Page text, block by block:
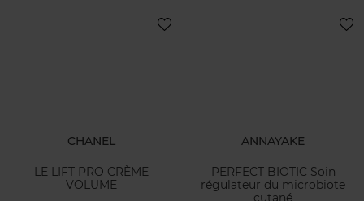
CHANEL
LE LIFT PRO CRÈME
VOLUME
ANNAYAKE
PERFECT BIOTIC Soin
régulateur du microbiote
cutané